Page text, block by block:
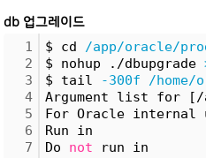
db 업그레이드
1
2
3
4
5
6
7
$ cd /app/oracle/
$ nohup ./dbupgrade
$ tail
-300f
/home/
Argument list for
For Oracle internal
Run in
Do not run in